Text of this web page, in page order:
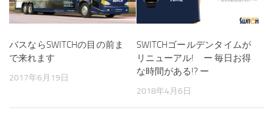
バスならSWITCHの目の前ま
で来れます
2017年6月19日
SWITCHゴールデンタイムが
リニューアル! ー 毎日お得
な時間がある!? ー
2018年4月6日